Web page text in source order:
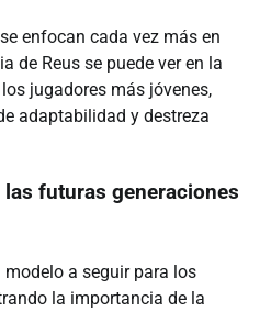
enfocan cada vez más en
de Reus se puede ver en la
jugadores más jóvenes,
adaptabilidad y destreza
las futuras generaciones
a seguir para los
la importancia de la